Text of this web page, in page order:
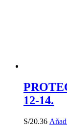
12-14.
S/20.36